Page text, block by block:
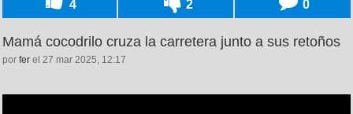
4 2 0
Mamá cocodrilo cruza la carretera junto a sus retoños
por fer el 27 mar 2025, 12:17